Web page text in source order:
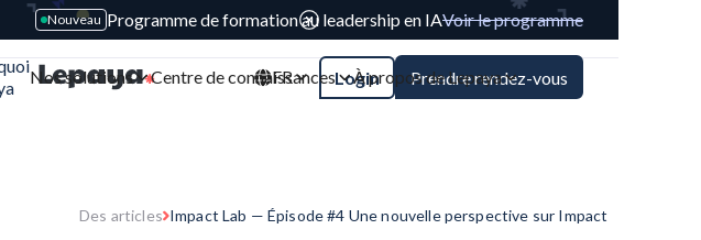
Nouveau Programme de formation au leadership en IAVoir le programme
Nos solutions Centre de connaissances À propos de Lepaya
FR Login Prendre rendez-vous
Des articles Impact Lab — Épisode #4 Une nouvelle perspective sur Impact